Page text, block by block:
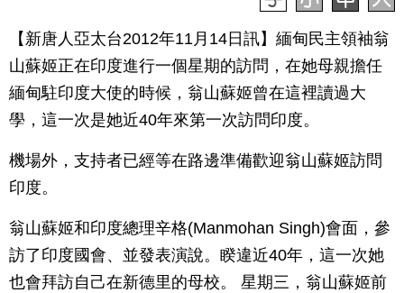
【新唐人亞太台2012年11月14日訊】緬甸民主領袖翁
山蘇姬正在印度進行一個星期的訪問，在她母親擔任
緬甸駐印度大使的時候，翁山蘇姬曾在這裡讀過大
學，這一次是她近40年來第一次訪問印度。
機場外，支持者已經等在路邊準備歡迎翁山蘇姬訪問
印度。
翁山蘇姬和印度總理辛格(Manmohan Singh)會面，參
訪了印度國會、並發表演說。睽違近40年，這一次她
也會拜訪自己在新德里的母校。 星期三，翁山蘇姬前